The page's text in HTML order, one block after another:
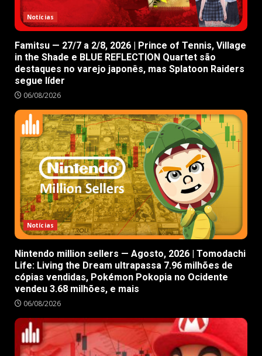
Notícias
Famitsu — 27/7 a 2/8, 2026 | Prince of Tennis, Village
in the Shade e BLUE REFLECTION Quartet são
destaques no varejo japonês, mas Splatoon Raiders
segue líder
06/08/2026
Notícias
Nintendo million sellers — Agosto, 2026 | Tomodachi
Life: Living the Dream ultrapassa 7.96 milhões de
cópias vendidas, Pokémon Pokopia no Ocidente
vendeu 3.68 milhões, e mais
06/08/2026